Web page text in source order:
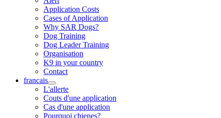
Application Costs
Cases of Application
Why SAR Dogs?
Dog Training
Dog Leader Training
Organisation
K9 in your country
Contact
francais
L'allerte
Couts d'une application
Cas d'une application
Pourquoi chienes?